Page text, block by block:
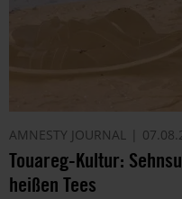
AMNESTY JOURNAL
Touareg-Kultur:
heißen Tees